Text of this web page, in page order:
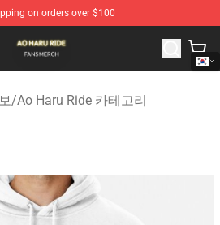
on orders over $100
- Official Ao Haru Ride Merchandise
/Ao Haru Ride 카테고리